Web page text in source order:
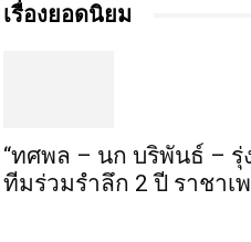
เรื่องยอดนิยม
“ทศพล – นก บริพันธ์ – รุ่
ทีมร่วมรำลึก 2 ปี ราชาเ